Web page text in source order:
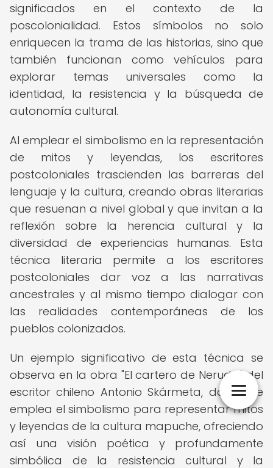
significados en el contexto de la
poscolonialidad. Estos símbolos no solo
enriquecen la trama de las historias, sino que
también funcionan como vehículos para
explorar temas universales como la
identidad, la resistencia y la búsqueda de
autonomía cultural.
Al emplear el simbolismo en la representación
de mitos y leyendas, los escritores
postcoloniales trascienden las barreras del
lenguaje y la cultura, creando obras literarias
que resuenan a nivel global y que invitan a la
reflexión sobre la herencia cultural y la
diversidad de experiencias humanas. Esta
técnica literaria permite a los escritores
postcoloniales dar voz a las narrativas
ancestrales y al mismo tiempo dialogar con
las realidades contemporáneas de los
pueblos colonizados.
Un ejemplo significativo de esta técnica se
observa en la obra "El cartero de Neruda" del
escritor chileno Antonio Skármeta, donde se
emplea el simbolismo para representar mitos
y leyendas de la cultura mapuche, ofreciendo
así una visión poética y profundamente
simbólica de la resistencia cultural y la